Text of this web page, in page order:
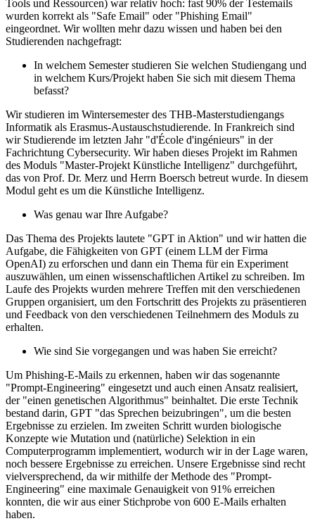
Tools und Ressourcen) war relativ hoch: fast 90% der Testemails
wurden korrekt als "Safe Email" oder "Phishing Email"
eingeordnet. Wir wollten mehr dazu wissen und haben bei den
Studierenden nachgefragt:
In welchem Semester studieren Sie welchen Studiengang und
in welchem Kurs/Projekt haben Sie sich mit diesem Thema
befasst?
Wir studieren im Wintersemester des THB-Masterstudiengangs
Informatik als Erasmus-Austauschstudierende. In Frankreich sind
wir Studierende im letzten Jahr "d'École d'ingénieurs" in der
Fachrichtung Cybersecurity. Wir haben dieses Projekt im Rahmen
des Moduls "Master-Projekt Künstliche Intelligenz" durchgeführt,
das von Prof. Dr. Merz und Herrn Boersch betreut wurde. In diesem
Modul geht es um die Künstliche Intelligenz.
Was genau war Ihre Aufgabe?
Das Thema des Projekts lautete "GPT in Aktion" und wir hatten die
Aufgabe, die Fähigkeiten von GPT (einem LLM der Firma
OpenAI) zu erforschen und dann ein Thema für ein Experiment
auszuwählen, um einen wissenschaftlichen Artikel zu schreiben. Im
Laufe des Projekts wurden mehrere Treffen mit den verschiedenen
Gruppen organisiert, um den Fortschritt des Projekts zu präsentieren
und Feedback von den verschiedenen Teilnehmern des Moduls zu
erhalten.
Wie sind Sie vorgegangen und was haben Sie erreicht?
Um Phishing-E-Mails zu erkennen, haben wir das sogenannte
"Prompt-Engineering" eingesetzt und auch einen Ansatz realisiert,
der "einen genetischen Algorithmus" beinhaltet. Die erste Technik
bestand darin, GPT "das Sprechen beizubringen", um die besten
Ergebnisse zu erzielen. Im zweiten Schritt wurden biologische
Konzepte wie Mutation und (natürliche) Selektion in ein
Computerprogramm implementiert, wodurch wir in der Lage waren,
noch bessere Ergebnisse zu erreichen. Unsere Ergebnisse sind recht
vielversprechend, da wir mithilfe der Methode des "Prompt-
Engineering" eine maximale Genauigkeit von 91% erreichen
konnten, die wir aus einer Stichprobe von 600 E-Mails erhalten
haben.